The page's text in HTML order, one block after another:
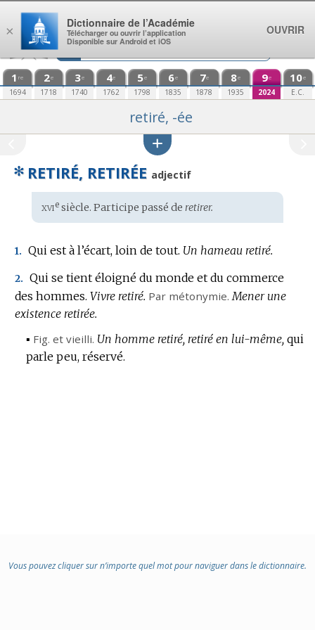
Aller au contenu
1 re
1694
2e
1718
3e
1740
4e
1762
5e
1798
6e
1835
7e
1878
8e
1935
9e
2024
10e
E.C.
retiré, -ée
✻ RETIRÉ, RETIRÉE adjectif
Étymologie
:
xviesiècle. Participe passé de retirer.
1. Qui est à l’écart, loin de tout. Un hameau retiré.
2. Qui se tient éloigné du monde et du commerce
des hommes. Vivre retiré. Par métonymie. Mener une
existence retirée.
▪ Fig. et vieilli. Un homme retiré, retiré en lui-même, qui
parle peu, réservé.
Vous pouvez cliquer sur n’importe quel mot pour naviguer dans le dictionnaire.
×
Dictionnaire de l’Académie
Télécharger ou ouvrir l’application
Disponible sur Android et iOS
OUVRIR